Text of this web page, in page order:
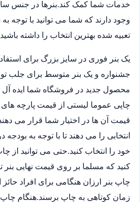
خدمات شما کمک کند.بنرها در جنس
وجود دارند که شما می توانید با توجه
تعبیه شده بهترین انتخاب را داشته
یک بنر فوری در سایز بزرگ برای
جشنواره و یک بنر متوسط برای جلب
محصول جدید در فروشگاه شما ایده
چاپی عموما لیستی از قیمت پارچه
قیمت آن ها در اختیار شما قرار می
انتخابی را می دهند تا با توجه به
خود را انتخاب کنید.حتی می توانید از
کنید که مسلما بر روی قیمت نهایی بنر
چاپ بنر ارزان هنگامی برای افراد
زمان کوتاهی به چاپ برسند.هنگام چاپ